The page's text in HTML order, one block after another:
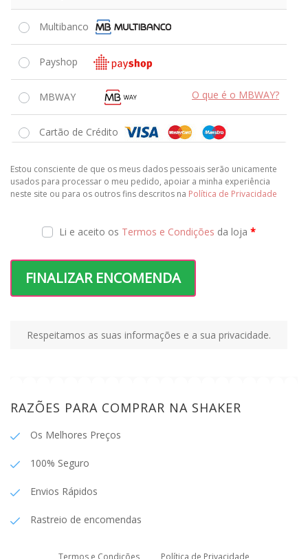
Multibanco
Payshop
MBWAY O que é o MBWAY?
Cartão de Crédito
Estou consciente de que os meus dados pessoais serão unicamente
usados ​​para processar o meu pedido, apoiar a minha experiência
neste site ou para os outros fins descritos na Política de Privacidade
Li e aceito os Termos e Condições da loja *
FINALIZAR ENCOMENDA
Respeitamos as suas informações e a sua privacidade.
RAZÕES PARA COMPRAR NA SHAKER
Os Melhores Preços
100% Seguro
Envios Rápidos
Rastreio de encomendas
Termos e Condições Política de Privacidade